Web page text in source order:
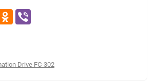
Drive FC-302